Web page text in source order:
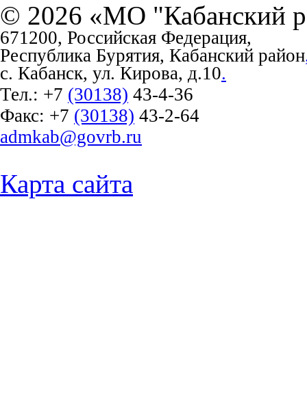
© 2026 «МО "Кабанский
671200, Российская Федерация,
Республика Бурятия, Кабанский район
с. Кабанск, ул. Кирова, д.10.
Тел.: +7 (30138) 43-4-36
Факс: +7 (30138) 43-2-64
admkab@govrb.ru
Карта сайта